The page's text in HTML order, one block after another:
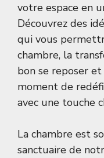
votre espace en
Découvrez des
qui vous
chambre, la
bon se reposer et
moment de
avec une touche
La chambre est
sanctuaire de